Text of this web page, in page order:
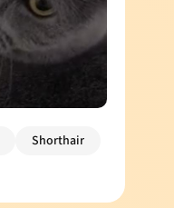
Shorthair